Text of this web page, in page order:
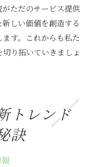
ただのサービス提供
しい価値を創造する
す。これからも私た
り拓いていきましょ
トレンド
訣